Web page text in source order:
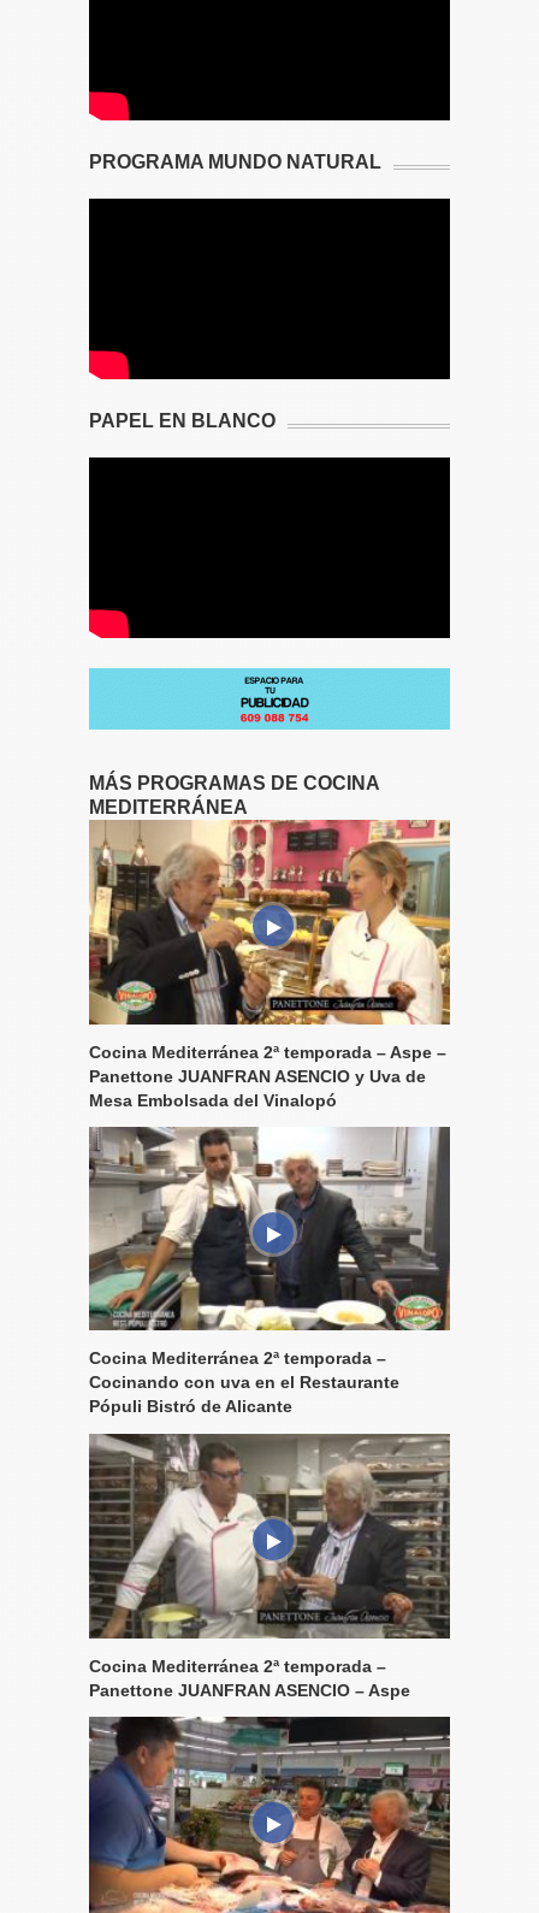
PROGRAMA MUNDO NATURAL
PAPEL EN BLANCO
MÁS PROGRAMAS DE COCINA
MEDITERRÁNEA
Cocina Mediterránea 2ª temporada – Aspe –
Panettone JUANFRAN ASENCIO y Uva de
Mesa Embolsada del Vinalopó
Cocina Mediterránea 2ª temporada –
Cocinando con uva en el Restaurante
Pópuli Bistró de Alicante
Cocina Mediterránea 2ª temporada –
Panettone JUANFRAN ASENCIO – Aspe